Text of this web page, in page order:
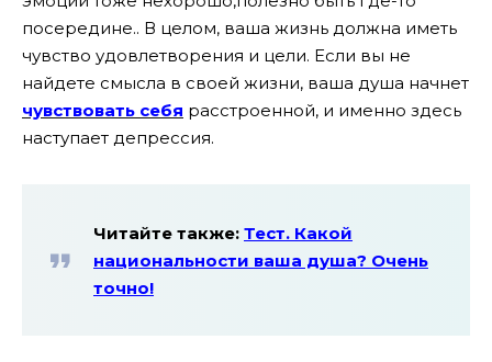
посередине.. В целом, ваша жизнь должна иметь
чувство удовлетворения и цели. Если вы не
найдете смысла в своей жизни, ваша душа начнет
чувствовать себя расстроенной, и именно здесь
наступает депрессия.
Читайте также: Тест. Какой
национальности ваша душа? Очень
точно!